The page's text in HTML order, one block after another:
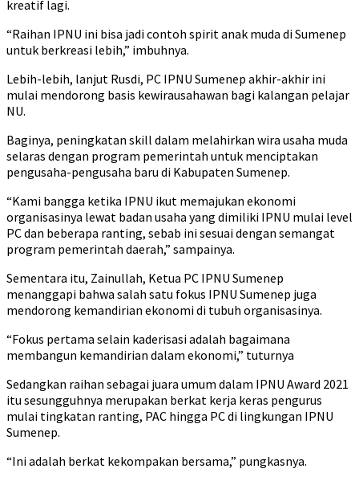
kreatif lagi.
“Raihan IPNU ini bisa jadi contoh spirit anak muda di Sumenep
untuk berkreasi lebih,” imbuhnya.
Lebih-lebih, lanjut Rusdi, PC IPNU Sumenep akhir-akhir ini
mulai mendorong basis kewirausahawan bagi kalangan pelajar
NU.
Baginya, peningkatan skill dalam melahirkan wira usaha muda
selaras dengan program pemerintah untuk menciptakan
pengusaha-pengusaha baru di Kabupaten Sumenep.
“Kami bangga ketika IPNU ikut memajukan ekonomi
organisasinya lewat badan usaha yang dimiliki IPNU mulai level
PC dan beberapa ranting, sebab ini sesuai dengan semangat
program pemerintah daerah,” sampainya.
Sementara itu, Zainullah, Ketua PC IPNU Sumenep
menanggapi bahwa salah satu fokus IPNU Sumenep juga
mendorong kemandirian ekonomi di tubuh organisasinya.
“Fokus pertama selain kaderisasi adalah bagaimana
membangun kemandirian dalam ekonomi,” tuturnya
Sedangkan raihan sebagai juara umum dalam IPNU Award 2021
itu sesungguhnya merupakan berkat kerja keras pengurus
mulai tingkatan ranting, PAC hingga PC di lingkungan IPNU
Sumenep.
“Ini adalah berkat kekompakan bersama,” pungkasnya.